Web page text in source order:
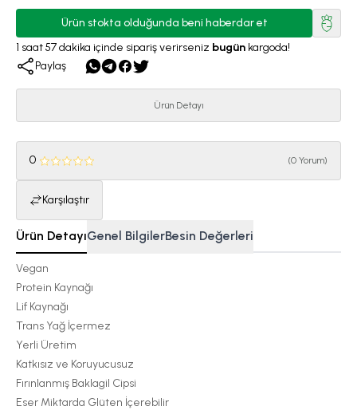
Ürün stokta olduğunda beni haberdar et
1 saat57dakika içinde sipariş verirseniz bugün kargoda!
Paylaş
Ürün Detayı
0 (0 Yorum)
Karşılaştır
Ürün DetayıGenel BilgilerBesin Değerleri
Vegan
Protein Kaynağı
Lif Kaynağı
Trans Yağ İçermez
Yerli Üretim
Katkısız ve Koruyucusuz
Fırınlanmış Baklagil Cipsi
Eser Miktarda Glüten İçerebilir